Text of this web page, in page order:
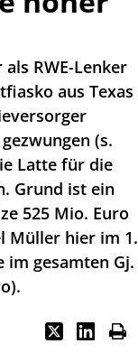
RWE-Lenker
aus Texas
(s.
Latte für die
Grund ist ein
525 Mio. Euro
Müller hier im 1.
gesamten Gj.